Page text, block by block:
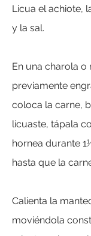
Licua el achiote,
y la sal.
En una charola o
previamente
coloca la carne,
licuaste, tápala
hornea durante
hasta que la
Calienta la
moviéndola